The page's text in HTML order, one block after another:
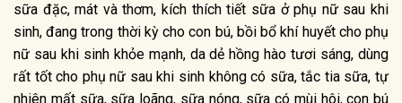
sữa đặc, mát và thơm, kích thích tiết sữa ở phụ nữ sau khi
sinh, đang trong thời kỳ cho con bú, bồi bổ khí huyết cho phụ
nữ sau khi sinh khỏe mạnh, da dẻ hồng hào tươi sáng, dùng
rất tốt cho phụ nữ sau khi sinh không có sữa, tắc tia sữa, tự
nhiên mất sữa, sữa loãng, sữa nóng, sữa có mùi hôi, con bú